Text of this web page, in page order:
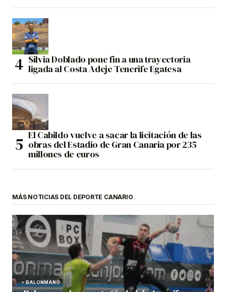
Silvia Doblado pone fin a una trayectoria
ligada al Costa Adeje Tenerife Egatesa
El Cabildo vuelve a sacar la licitación de las
obras del Estadio de Gran Canaria por 235
millones de euros
MÁS NOTICIAS DEL DEPORTE CANARIO
BALONMANO